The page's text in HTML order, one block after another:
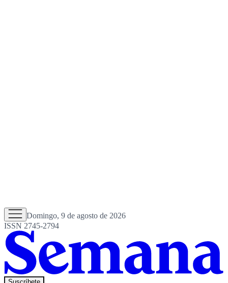
Domingo, 9 de agosto de 2026
ISSN 2745-2794